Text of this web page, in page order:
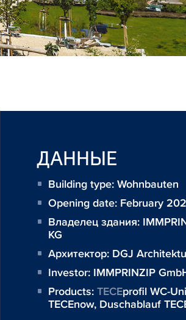
ДАННЫЕ
Building type: Wohnbauten
Opening date: February
Владелец здания:
KG
Архитектор: DGJ
Investor: IMMPRINZIP
Products:TECEprofil WC-
TECEnow, Duschablauf